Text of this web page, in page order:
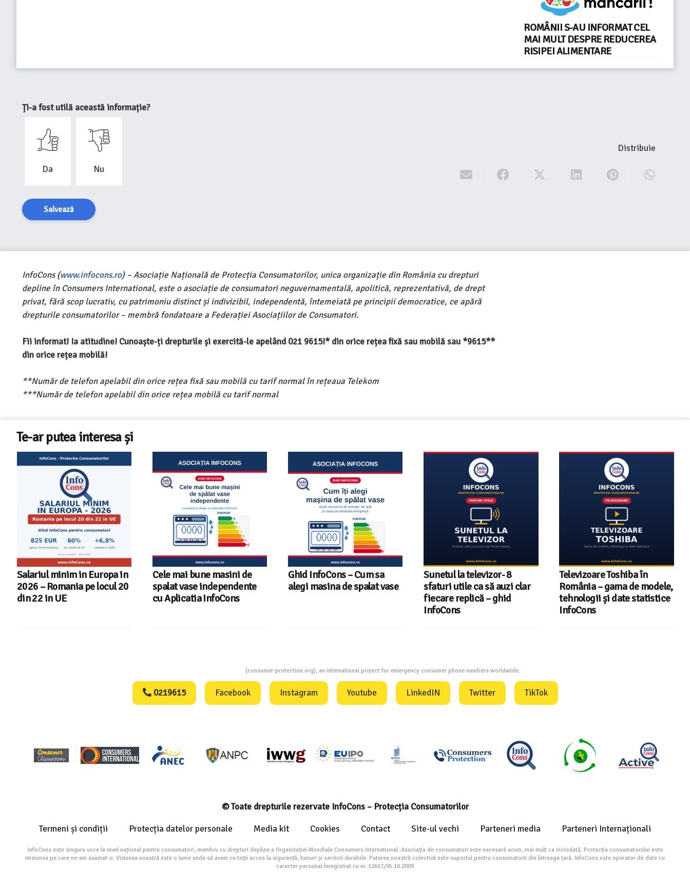
ROMÂNII S-AU INFORMAT CEL
MAI MULT DESPRE REDUCEREA
RISIPEI ALIMENTARE
Ți-a fost utilă această informație?
Da Nu
Salvează
Distribuie
InfoCons (www.infocons.ro) – Asociație Națională de Protecția Consumatorilor, unica organizație din România cu drepturi
depline în Consumers International, este o asociație de consumatori neguvernamentală, apolitică, reprezentativă, de drept
privat, fără scop lucrativ, cu patrimoniu distinct și indivizibil, independentă, întemeiată pe principii democratice, ce apără
drepturile consumatorilor – membră fondatoare a Federației Asociațiilor de Consumatori.
Fii informat! Ia atitudine! Cunoaște-ți drepturile și exercită-le apelând 021 9615!* din orice rețea fixă sau mobilă sau *9615**
din orice rețea mobilă!
**Număr de telefon apelabil din orice rețea fixă sau mobilă cu tarif normal în rețeaua Telekom
***Număr de telefon apelabil din orice rețea mobilă cu tarif normal
Te-ar putea interesa și
Cele mai bune masini de
spalat vase independente
cu Aplicatia InfoCons
Ghid InfoCons – Cum sa
alegi masina de spalat vase
Sunetul la televizor- 8
sfaturi utile ca să auzi clar
Televizoare Toshiba în
România – gama de modele,
tehnologii și date statistice
InfoCons
InfoCons – 243 de
documente de acreditare
pentru certificatele verzi
din energia electrică
(consumer-protection.org), an international project for emergency consumer phone numbers worldwide.
0219615 Facebook Instagram Youtube LinkedIN Twitter TikTok
© Toate drepturile rezervate InfoCons – Protecția Consumatorilor
Termeni și condiții Protecția datelor personale Media kit Cookies Contact Site-ul vechi Parteneri media Parteneri Internaționali
InfoCons este singura voce la nivel național pentru consumatori, membru cu drepturi depline a Organizației Mondiale Consumers International. Asociația de consumatori este necesară acum, mai mult ca niciodată. Protecția consumatorului este
misiunea pe care ne-am asumat-o. Viziunea noastră este o lume unde să avem cu toții acces la siguranță, bunuri și servicii durabile. Puterea noastră colectivă este suportul pentru consumatorii din întreaga țară. InfoCons este operator de date cu
caracter personal înregistrat cu nr. 12617/05.10.2009